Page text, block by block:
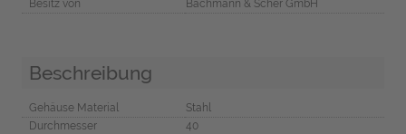
Besitz von
Bachmann & Scher GmbH
Beschreibung
Gehäuse Material
Stahl
Durchmesser
40